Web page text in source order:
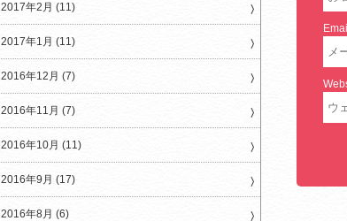
Email
2017年2月 (11)
2017年1月 (11)
2016年12月 (7)
2016年11月 (7)
2016年10月 (11)
2016年9月 (17)
2016年8月 (6)